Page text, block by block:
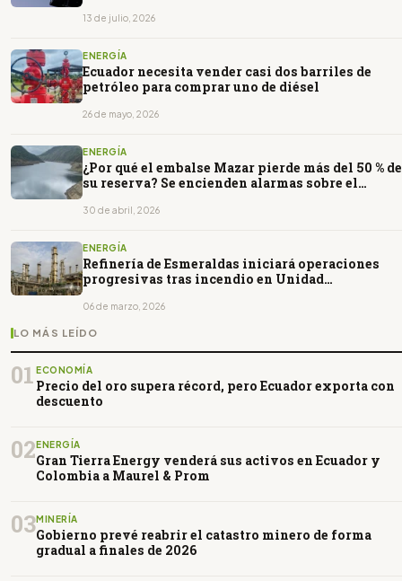
13 de julio, 2026
ENERGÍA
Ecuador necesita vender casi dos barriles de
petróleo para comprar uno de diésel
26 de mayo, 2026
ENERGÍA
¿Por qué el embalse Mazar pierde más del 50 % de
su reserva? Se encienden alarmas sobre el
30 de abril, 2026
ENERGÍA
Refinería de Esmeraldas iniciará operaciones
progresivas tras incendio en Unidad
06 de marzo, 2026
LO MÁS LEÍDO
01 ECONOMÍA
Precio del oro supera récord, pero Ecuador exporta con
descuento
02ENERGÍA
Gran Tierra Energy venderá sus activos en Ecuador y
Colombia a Maurel & Prom
03MINERÍA
Gobierno prevé reabrir el catastro minero de forma
gradual a finales de 2026